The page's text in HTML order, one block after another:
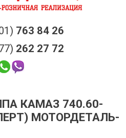
763 84 26
262 27 72
КАМАЗ 740.60-
МОТОРДЕТАЛЬ-